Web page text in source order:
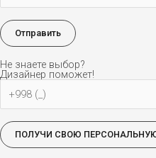
Не знаете выбор?
Дизайнер поможет!